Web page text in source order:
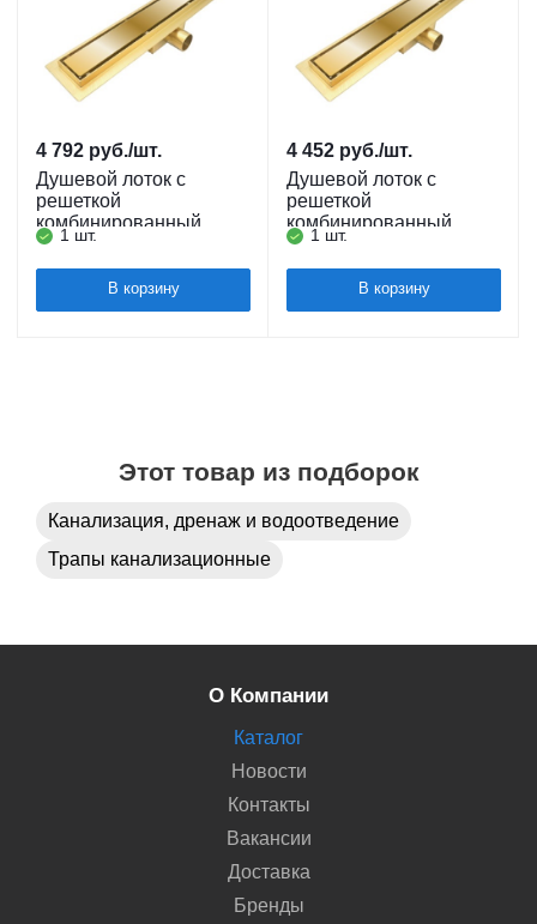
Душевой лоток с
решеткой
комбинированный
затвор, золото 70 х 700
мм TIM BAD487002GP
1 шт.
4 792 руб./шт.
В корзину
Душевой лоток с
решеткой
комбинированный
затвор, золото 70 х 600
мм TIM BAD486002GP
1 шт.
4 452 руб./шт.
В корзину
Этот товар из подборок
Канализация, дренаж и водоотведение
Трапы канализационные
О Компании
Каталог
Новости
Контакты
Вакансии
Доставка
Бренды